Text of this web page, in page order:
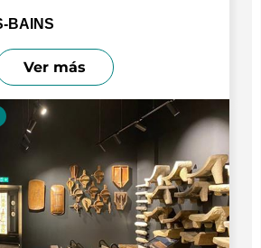
BAINS
Ver más